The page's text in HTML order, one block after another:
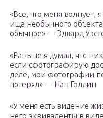
«Все, что меня волнует,
ища необычного
обычное» — Эдвард
«Раньше я думал, что
если сфотографирую
деле, мои фотографии
потерял» — Нан Голдин
«У меня есть видение
него эквиваленты в